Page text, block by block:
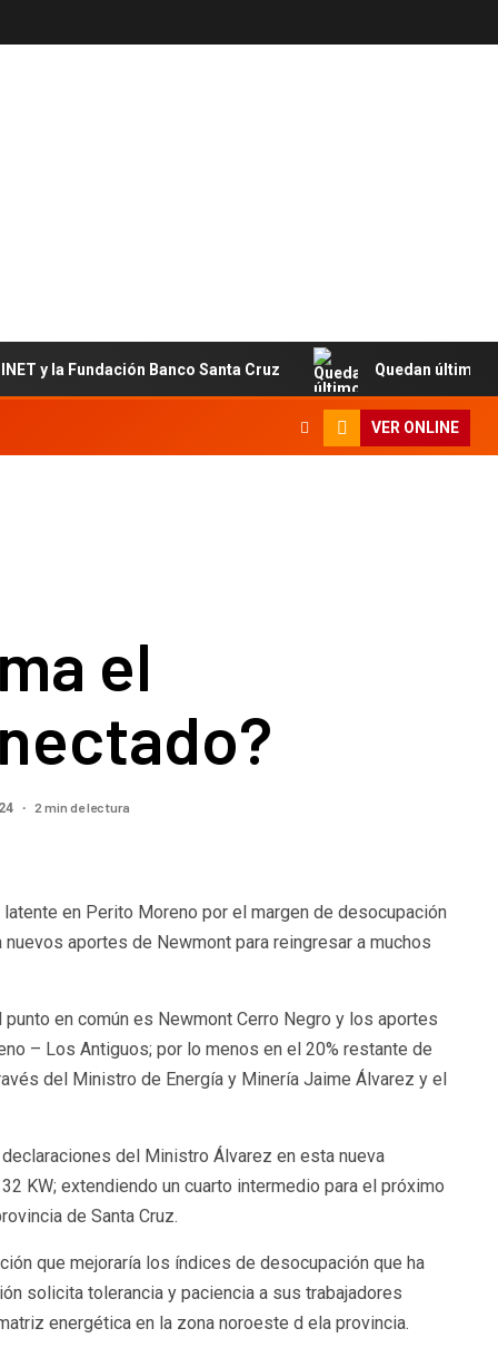
Fundación Banco Santa Cruz Quedan últimos
VER ONLINE
el
2 min de lectura
en Perito Moreno por el margen de desocupación
aportes de Newmont para reingresar a muchos
en común es Newmont Cerro Negro y los aportes
– Los Antiguos; por lo menos en el 20% restante de
del Ministro de Energía y Minería Jaime Álvarez y el
del Ministro Álvarez en esta nueva
KW; extendiendo un cuarto intermedio para el próximo
de Santa Cruz.
que mejoraría los índices de desocupación que ha
solicita tolerancia y paciencia a sus trabajadores
energética en la zona noroeste d ela provincia.